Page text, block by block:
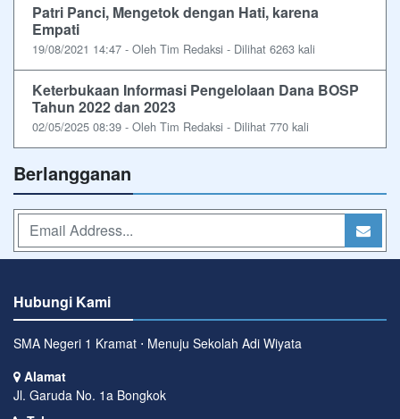
Patri Panci, Mengetok dengan Hati, karena
Empati
19/08/2021 14:47 - Oleh Tim Redaksi - Dilihat 6263 kali
Keterbukaan Informasi Pengelolaan Dana BOSP
Tahun 2022 dan 2023
02/05/2025 08:39 - Oleh Tim Redaksi - Dilihat 770 kali
Berlangganan
Hubungi Kami
SMA Negeri 1 Kramat ⋅ Menuju Sekolah Adi Wiyata
Alamat
Jl. Garuda No. 1a Bongkok